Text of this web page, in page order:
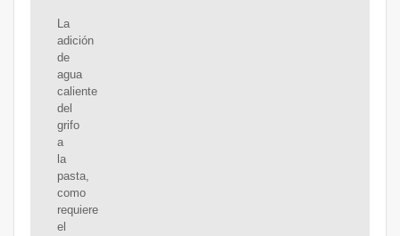
La
adición
de
agua
caliente
del
grifo
a
la
pasta,
como
requiere
el